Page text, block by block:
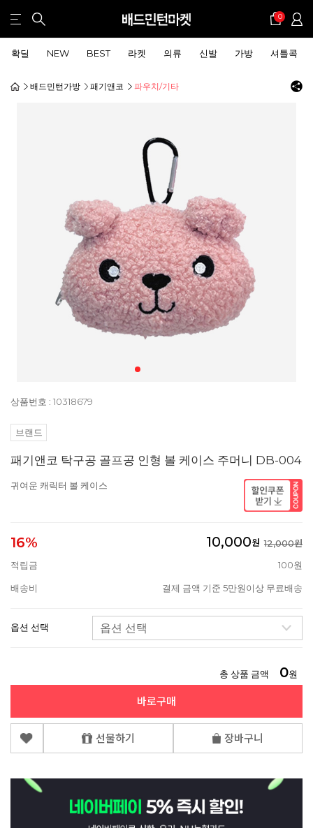
0
확딜 NEW BEST 라켓 의류 신발 가방 셔틀콕
배드민턴가방 패기앤코 파우치/기타
상품번호 : 10318679
브랜드
패기앤코 탁구공 골프공 인형 볼 케이스 주머니 DB-004
귀여운 캐릭터 볼 케이스
16% 10,000원 12,000원
적립금
100원
배송비 결제 금액 기준 5만원이상 무료배송
옵션 선택
총 상품 금액 0원
바로구매
선물하기 장바구니